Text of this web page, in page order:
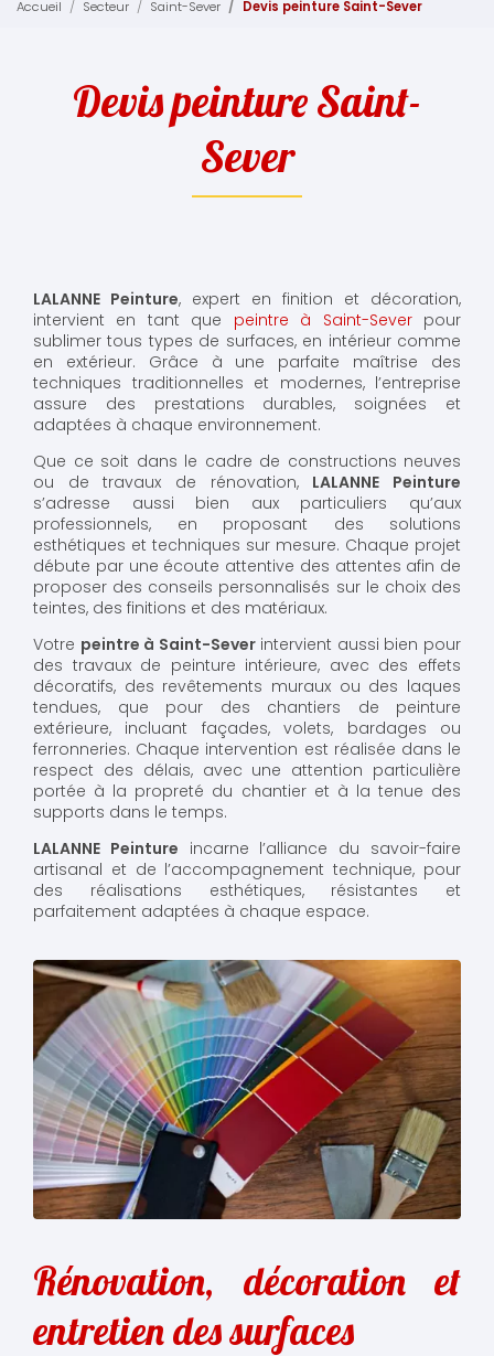
Accueil Secteur Saint-Sever Devis peinture Saint-Sever
Devis peinture Saint-
Sever
LALANNE Peinture, expert en finition et décoration,
intervient en tant que peintre à Saint-Severpour
sublimer tous types de surfaces, en intérieur comme
en extérieur. Grâce à une parfaite maîtrise des
techniques traditionnelles et modernes, l’entreprise
assure des prestations durables, soignées et
adaptées à chaque environnement.
Que ce soit dans le cadre de constructions neuves
ou de travaux de rénovation, LALANNE Peinture
s’adresse aussi bien aux particuliers qu’aux
professionnels, en proposant des solutions
esthétiques et techniques sur mesure. Chaque projet
débute par une écoute attentive des attentes afin de
proposer des conseils personnalisés sur le choix des
teintes, des finitions et des matériaux.
Votre peintre à Saint-Severintervient aussi bien pour
des travaux de peinture intérieure, avec des effets
décoratifs, des revêtements muraux ou des laques
tendues, que pour des chantiers de peinture
extérieure, incluant façades, volets, bardages ou
ferronneries. Chaque intervention est réalisée dans le
respect des délais, avec une attention particulière
portée à la propreté du chantier et à la tenue des
supports dans le temps.
LALANNE Peinture incarne l’alliance du savoir-faire
artisanal et de l’accompagnement technique, pour
des réalisations esthétiques, résistantes et
parfaitement adaptées à chaque espace.
Rénovation, décoration et
entretien des surfaces